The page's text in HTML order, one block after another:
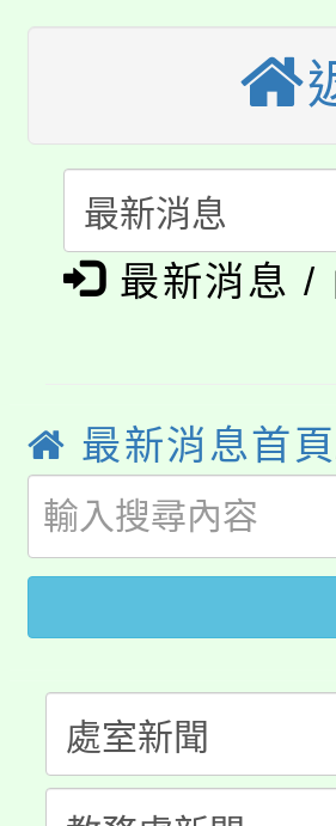
視費優惠，
半價優惠，
者。
大園自造教
份教師增能
大溪自造教
份教師研習
淨零綠生活
會
115年食農
程
「本色祭」
局官網。
8月14至27
開!
115年桃園
田徑場及游
桃園市低收
視費優惠，
半價優惠，
者。
大園自造教
份教師增能
份教師研習
淨零綠生活
會
115年食農
最新消息 /
最新消息首頁